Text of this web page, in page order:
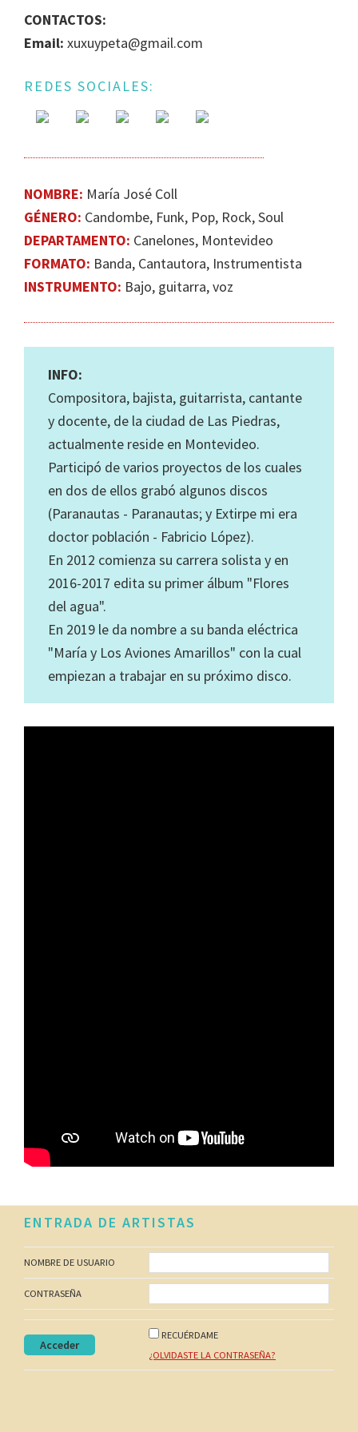
DE
ESCENA
MUSICAL
CONTACTOS:
Email: xuxuypeta@gmail.com
REDES SOCIALES:
NOMBRE: María José Coll
GÉNERO: Candombe, Funk, Pop, Rock, Soul
DEPARTAMENTO: Canelones, Montevideo
FORMATO: Banda, Cantautora, Instrumentista
INSTRUMENTO: Bajo, guitarra, voz
INFO:
Compositora, bajista, guitarrista, cantante
y docente, de la ciudad de Las Piedras,
actualmente reside en Montevideo.
Participó de varios proyectos de los cuales
en dos de ellos grabó algunos discos
(Paranautas - Paranautas; y Extirpe mi era
doctor población - Fabricio López).
En 2012 comienza su carrera solista y en
2016-2017 edita su primer álbum "Flores
del agua".
En 2019 le da nombre a su banda eléctrica
"María y Los Aviones Amarillos" con la cual
empiezan a trabajar en su próximo disco.
Footer
ENTRADA DE ARTISTAS
NOMBRE DE USUARIO
CONTRASEÑA
RECUÉRDAME
¿OLVIDASTE LA CONTRASEÑA?